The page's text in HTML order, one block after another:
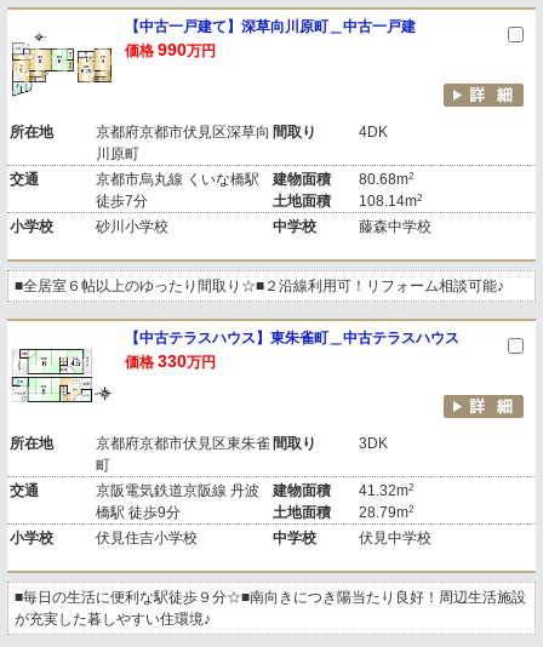
【中古一戸建て】深草向川原町＿中古一戸建
価格 990万円
所在地
京都府京都市伏見区深草向
川原町
間取り 4DK
交通
京都市烏丸線 くいな橋駅
徒歩7分
建物面積
土地面積
80.68m2
108.14m2
小学校 砂川小学校 中学校 藤森中学校
■全居室６帖以上のゆったり間取り☆■２沿線利用可！リフォーム相談可能♪
【中古テラスハウス】東朱雀町＿中古テラスハウス
価格 330万円
所在地
京都府京都市伏見区東朱雀
町
間取り 3DK
交通
京阪電気鉄道京阪線 丹波
橋駅 徒歩9分
建物面積
土地面積
41.32m2
28.79m2
小学校 伏見住吉小学校 中学校 伏見中学校
■毎日の生活に便利な駅徒歩９分☆■南向きにつき陽当たり良好！周辺生活施設
が充実した暮しやすい住環境♪